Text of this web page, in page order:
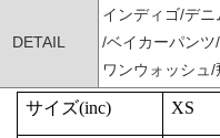
DETAIL
インディゴ/デ
/ベイカーパン
ワンウォッシュ
サイズ(inc) XS